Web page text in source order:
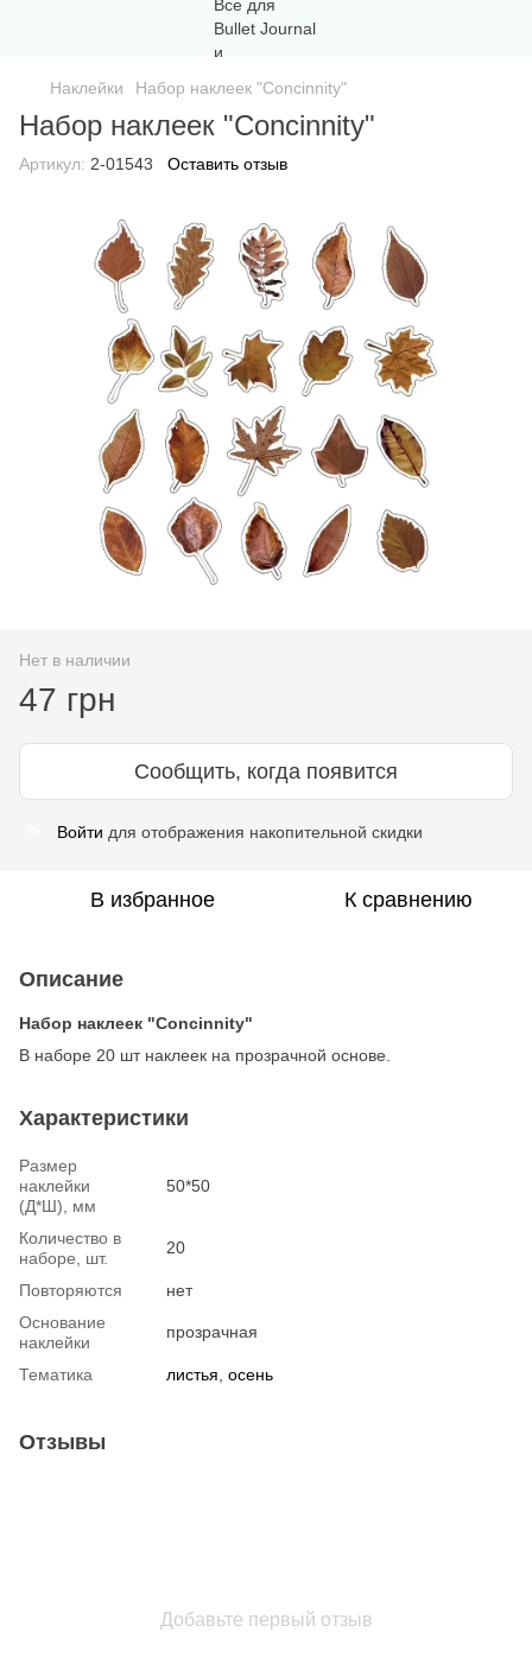
Наклейки Набор наклеек "Concinnity"
Набор наклеек "Concinnity"
Артикул: 2-01543 Оставить отзыв
Нет в наличии
47 грн
Сообщить, когда появится
Войти для отображения накопительной скидки
В избранное К сравнению
Описание
Набор наклеек "Concinnity"
В наборе 20 шт наклеек на прозрачной основе.
Характеристики
Размер
наклейки
(Д*Ш), мм
50*50
Количество в
наборе, шт.
20
Повторяются
нет
Основание
наклейки
прозрачная
Тематика листья осень
Отзывы
Добавьте первый отзыв